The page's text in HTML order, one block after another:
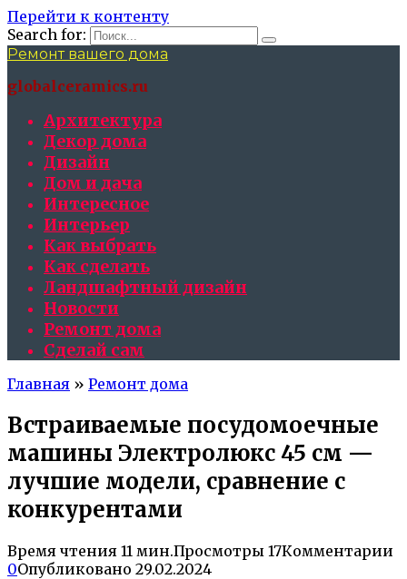
Перейти к контенту
Search for:
Ремонт вашего дома
globalceramics.ru
Архитектура
Декор дома
Дизайн
Дом и дача
Интересное
Интерьер
Как выбрать
Как сделать
Ландшафтный дизайн
Новости
Ремонт дома
Сделай сам
Главная » Ремонт дома
Встраиваемые посудомоечные
машины Электролюкс 45 см —
лучшие модели, сравнение с
конкурентами
Время чтения 11 мин.Просмотры 17Комментарии
0Опубликовано 29.02.2024